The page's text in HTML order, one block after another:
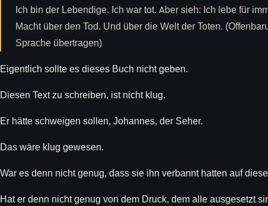
Ich bin der Lebendige. Ich war tot. Aber sieh: Ich lebe für
Macht über den Tod. Und über die Welt der Toten.
Sprache übertragen)
Eigentlich sollte es dieses Buch nicht geben.
Diesen Text zu schreiben, ist nicht klug.
Er hätte schweigen sollen, Johannes, der Seher.
Das wäre klug gewesen.
War es denn nicht genug, dass sie ihn verbannt hatten auf
Hat er denn nicht genug von dem Druck, dem alle ausgesetzt